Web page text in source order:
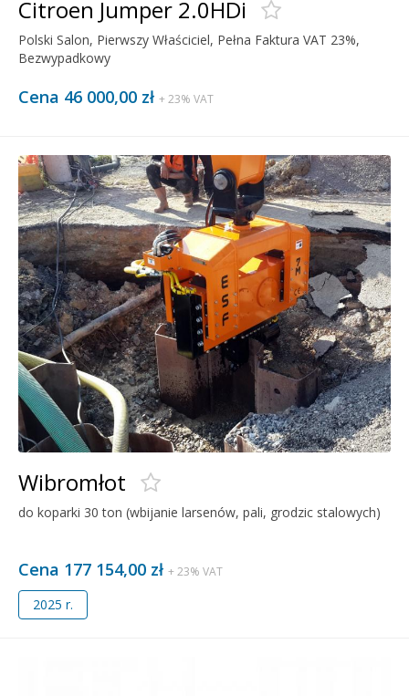
Citroen Jumper 2.0HDi
Polski Salon, Pierwszy Właściciel, Pełna Faktura VAT 23%,
Bezwypadkowy
Cena 46 000,00 zł + 23% VAT
Wibromłot
do koparki 30 ton (wbijanie larsenów, pali, grodzic stalowych)
Cena 177 154,00 zł + 23% VAT
2025 r.